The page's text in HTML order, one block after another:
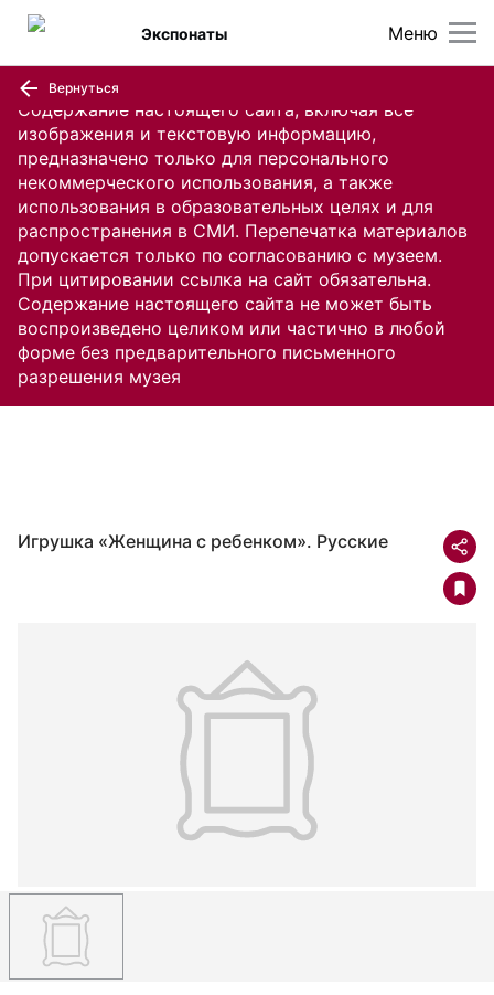
Содержание настоящего сайта, включая все
изображения и текстовую информацию,
предназначено только для персонального
некоммерческого использования, а также
использования в образовательных целях и для
распространения в СМИ. Перепечатка материалов
допускается только по согласованию с музеем.
При цитировании ссылка на сайт обязательна.
Содержание настоящего сайта не может быть
воспроизведено целиком или частично в любой
форме без предварительного письменного
разрешения музея
Меню
Экспонаты
Вернуться
Игрушка «Женщина с ребенком». Русские